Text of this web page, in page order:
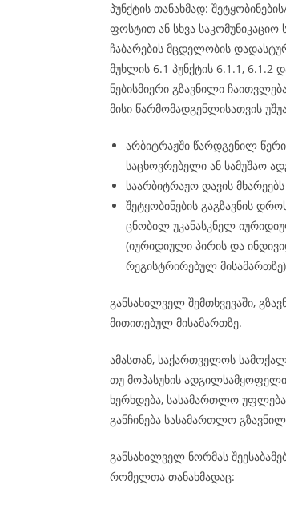
პუნქტის თანახმად:
ფოსტით ან სხვა
ჩაბარების მცდელობის
მუხლის 6.1 პუნქტის 6.1.1, 6.1.2
ნებისმიერი გზავნილი
მისი წარმომადგენლისათვის
არბიტრაჟში წარდგენილ
საცხოვრებელი ან სამუშაო
საარბიტრაჟო დავის
შეტყობინების გაგზავნის
ცნობილ უკანასკნელ
(იურიდიული პირის და
რეგისტრირებულ
განსახილველ შემთხვევაში,
მითითებულ მისამართზე.
ამასთან, საქართველოს
თუ მოპასუხის
ხერხდება, სასამართლო
განჩინება სასამართლო
განსახილველ ნორმას
რომელთა თანახმადაც: